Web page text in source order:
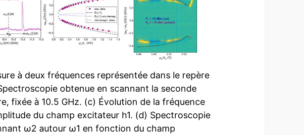
à deux fréquences représentée dans le repère
obtenue en scannant la seconde
fixée à 10.5 GHz. (c) Évolution de la fréquence
du champ excitateur h1. (d) Spectroscopie
ω2 autour ω1 en fonction du champ